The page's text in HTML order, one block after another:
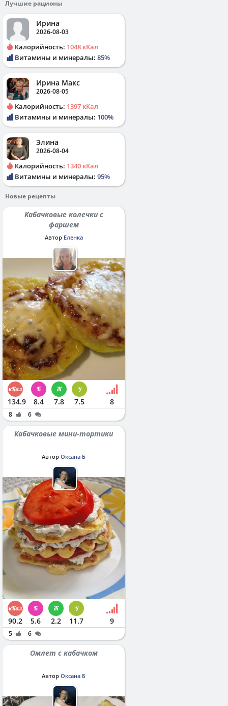
Лучшие рационы
Ирина
2026-08-03
Калорийность: 1048 кКал
Витамины и минералы: 85%
Ирина Макс
2026-08-05
Калорийность: 1397 кКал
Витамины и минералы: 100%
Элина
2026-08-04
Калорийность: 1340 кКал
Витамины и минералы: 95%
Новые рецепты
Кабачковые колечки с
фаршем
Автор Еленка
134.9 8.4 7.8 7.5 8
8 6
Кабачковые мини-тортики
Автор Оксана Б
90.2 5.6 2.2 11.7 9
5 6
Омлет с кабачком
Автор Оксана Б